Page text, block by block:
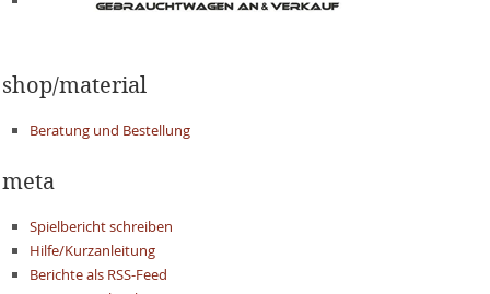
shop/material
Beratung und Bestellung
meta
Spielbericht schreiben
Hilfe/Kurzanleitung
Berichte als RSS-Feed